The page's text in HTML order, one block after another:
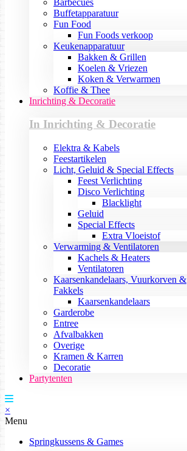
Buffetapparatuur
Fun Food
Fun Foods verkoop
Keukenapparatuur
Bakken & Grillen
Koelen & Vriezen
Koken & Verwarmen
Koffie & Thee
Inrichting & Decoratie
In Inrichting & Decoratie
Elektra & Kabels
Feestartikelen
Licht, Geluid & Special Effects
Feest Verlichting
Disco Verlichting
Blacklight
Geluid
Special Effects
Extra Vloeistof
Verwarming & Ventilatoren
Kachels & Heaters
Ventilatoren
Kaarsenkandelaars, Vuurkorven &
Fakkels
Kaarsenkandelaars
Garderobe
Entree
Afvalbakken
Overige
Kramen & Karren
Decoratie
Partytenten
×
Menu
Springkussens & Games